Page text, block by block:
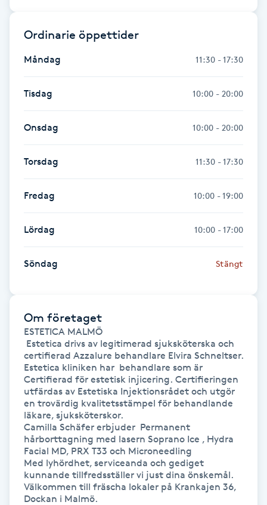
Färgning
Gel naglar
Gelenaglar
Gellack
Gellack med förstärkning
Gravidmassage
Gravidyoga
Gruppträning
Gua Sha-massage
Hatha Yoga
Headspa
Healing
Herrklippning
Ordinarie öppettider
Måndag 11:30 - 17:30
Tisdag 10:00 - 20:00
Onsdag 10:00 - 20:00
Torsdag 11:30 - 17:30
Fredag 10:00 - 19:00
Lördag 10:00 - 17:00
Söndag Stängt
Om företaget
ESTETICA MALMÖ
Estetica drivs av legitimerad sjuksköterska och
certifierad Azzalure behandlare Elvira Schneltser.
Estetica kliniken har  behandlare som är
Certifierad för estetisk injicering. Certifieringen
utfärdas av Estetiska Injektionsrådet och utgör
en trovärdig kvalitetsstämpel för behandlande
läkare, sjuksköterskor.
Camilla Schäfer erbjuder  Permanent
hårborttagning med lasern Soprano Ice , Hydra
Facial MD, PRX T33 och Microneedling
Med lyhördhet, serviceanda och gediget
kunnande tillfredsställer vi just dina önskemål.
Välkommen till fräscha lokaler på Krankajen 36,
Dockan i Malmö.